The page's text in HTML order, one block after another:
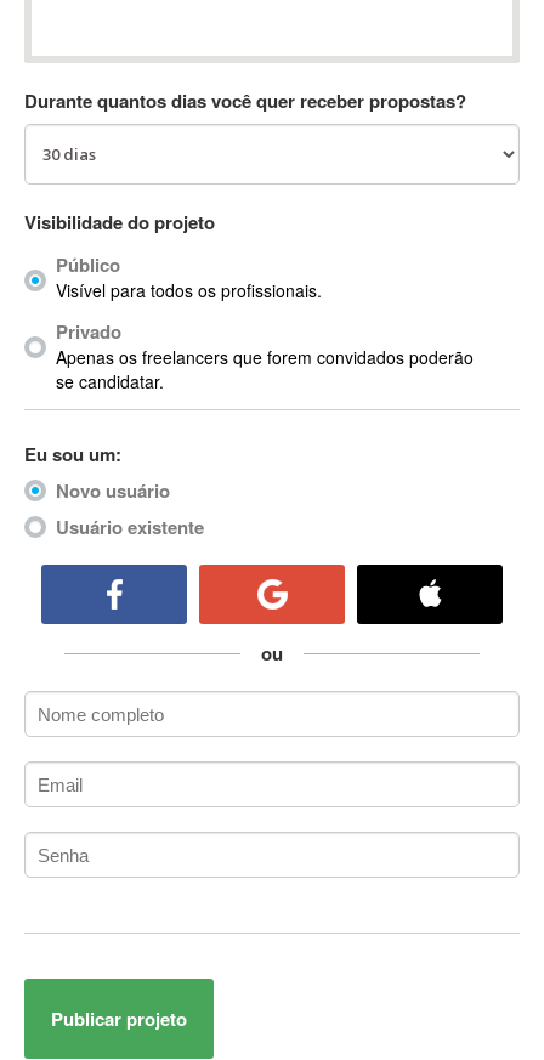
AC3
AccountMate
ACDSee
ACID Pro
ACPI
Acrobat X
ACT
Actian
Actimize
ActionScript 3
Active Directory
ActiveCollab
ActiveX
ActiveX Data Objects (ADO)
Ada
Adianti Framework
ADK
Administração
Administração de Artistas e Repertórios
Administração de Redes
Administração PostgreSQL
ADO.NET Entity Framework
Durante quantos dias você quer receber propostas?
Visibilidade do projeto
Público
Visível para todos os profissionais.
Privado
Apenas os freelancers que forem convidados poderão
se candidatar.
Eu sou um:
Novo usuário
Usuário existente
ou
Publicar projeto